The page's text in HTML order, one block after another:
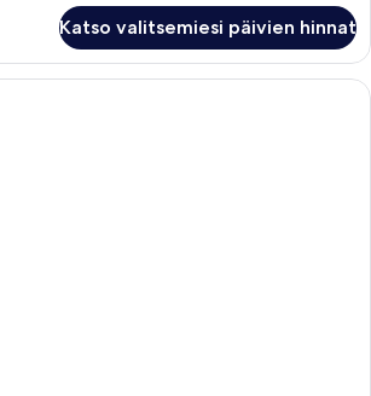
Katso valitsemiesi päivien hinnat